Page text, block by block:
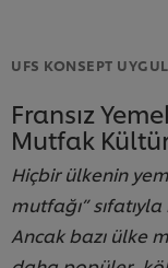
UFS KONSEPT
Fransız
Mutfak
Hiçbir ülkenin
mutfağı”
Ancak bazı ülke